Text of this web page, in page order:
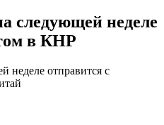
следующей неделе
в КНР
неделе отправится с